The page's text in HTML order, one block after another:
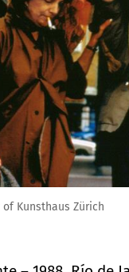
of Kunsthaus Zürich